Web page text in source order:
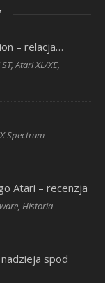
– relacja…
Atari XL/XE,
Spectrum
Atari – recenzja
Historia
spod